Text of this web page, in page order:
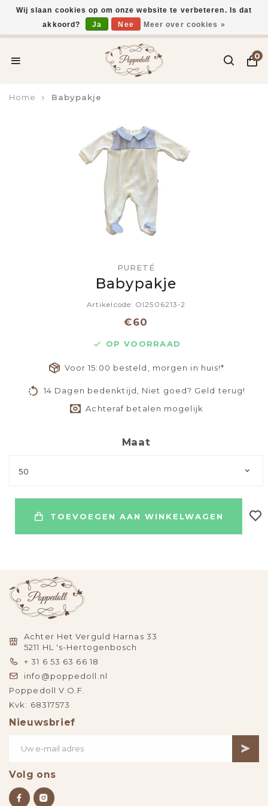
Voor 15:00 uur besteld, vandaag verzonden*
0
Home Babypakje
PURETÉ
Babypakje
Artikelcode: OI2506213-2
€60
OP VOORRAAD
Voor 15:00 besteld, morgen in huis!*
14 Dagen bedenktijd, Niet goed? Geld terug!
Achteraf betalen mogelijk
Maat
50
TOEVOEGEN AAN WINKELWAGEN
Achter Het Verguld Harnas 33
5211 HL 's-Hertogenbosch
+ 31 6 53 63 66 18
info@poppedoll.nl
Poppedoll V.O.F.
Kvk: 68317573
Nieuwsbrief
Volg ons
Wij slaan cookies op om onze website te verbeteren. Is dat
akkoord?
Ja Nee Meer over cookies »